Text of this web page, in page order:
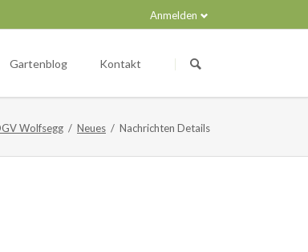
Anmelden
überspringen
Gartenblog Kontakt
Wolfsegg Neues Nachrichten Details